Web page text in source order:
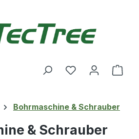
Du hast 0
Bohrmaschine & Schrauber
& Schrauber